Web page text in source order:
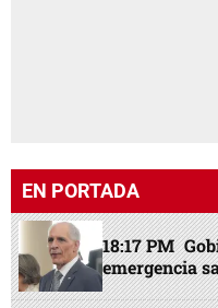
EN PORTADA
18:17 PM
emergencia